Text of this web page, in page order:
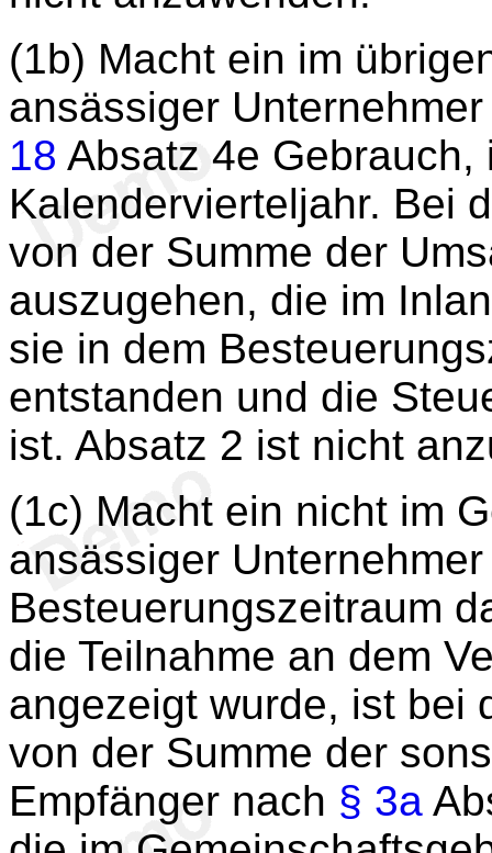
(1b) Macht ein im
ansässiger
18 Absatz 4e
Kalendervierteljahr. Bei
von der Summe der
auszugehen, die im
sie in dem
entstanden und die
ist. Absatz 2 ist nicht
(1c) Macht ein nicht im
ansässiger
Besteuerungszeitraum
die Teilnahme an dem
angezeigt wurde, ist bei
von der Summe der
Empfänger nach § 3a